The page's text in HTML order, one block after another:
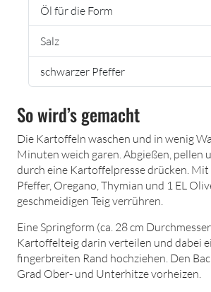
Öl für die Form
Salz
schwarzer Pfeffer
So wird’s gemacht
Die Kartoffeln waschen und in wenig
Minuten weich garen. Abgießen, pellen
durch eine Kartoffelpresse drücken. Mit
Pfeffer, Oregano, Thymian und 1 EL
geschmeidigen Teig verrühren.
Eine Springform (ca. 28 cm
Kartoffelteig darin verteilen und dabei
fingerbreiten Rand hochziehen. Den
Grad Ober- und Unterhitze vorheizen.